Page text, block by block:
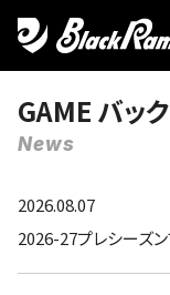
HOME
チーム
メンバー
GAME バッ
News
2026.08.07
2026-27プレシーズ